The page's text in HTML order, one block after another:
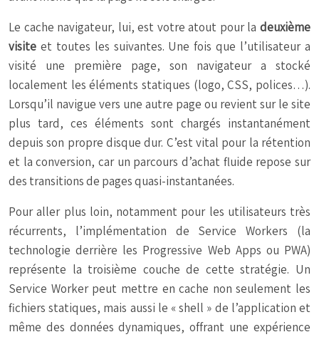
Le cache navigateur, lui, est votre atout pour la deuxième
visite et toutes les suivantes. Une fois que l’utilisateur a
visité une première page, son navigateur a stocké
localement les éléments statiques (logo, CSS, polices…).
Lorsqu’il navigue vers une autre page ou revient sur le site
plus tard, ces éléments sont chargés instantanément
depuis son propre disque dur. C’est vital pour la rétention
et la conversion, car un parcours d’achat fluide repose sur
des transitions de pages quasi-instantanées.
Pour aller plus loin, notamment pour les utilisateurs très
récurrents, l’implémentation de Service Workers (la
technologie derrière les Progressive Web Apps ou PWA)
représente la troisième couche de cette stratégie. Un
Service Worker peut mettre en cache non seulement les
fichiers statiques, mais aussi le « shell » de l’application et
même des données dynamiques, offrant une expérience